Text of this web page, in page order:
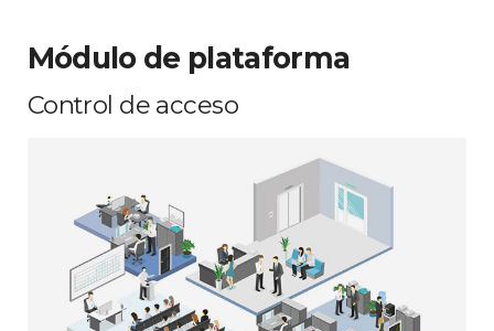
Módulo de plataforma
Control de acceso